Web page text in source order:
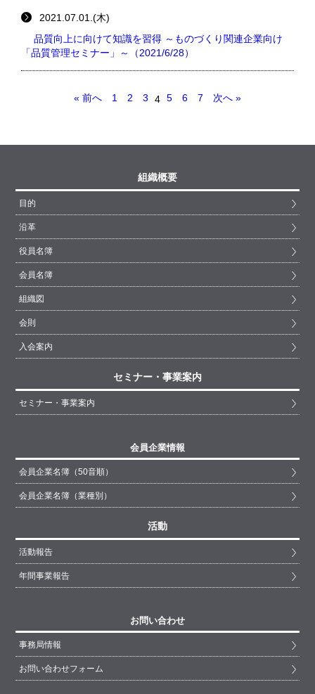
2021.07.01.(木)
品質向上に向けて知識を習得 ～ものづくり関連企業向け
「品質管理セミナー」～（2021/6/28）
« 前へ 1 2 3 4 5 6 7 次へ »
組織概要
目的
沿革
役員名簿
会員名簿
組織図
会則
入会案内
セミナー・事業案内
セミナー・事業案内
会員企業情報
会員企業名簿（50音順）
会員企業名簿（業種別）
活動
活動報告
年間事業報告
お問い合わせ
事務局情報
お問い合わせフォーム